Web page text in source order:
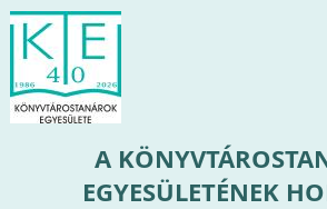
Ugrás
tartalomra
A
EGYESÜLETÉNEK